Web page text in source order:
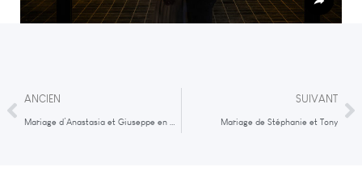
ANCIEN SUIVANT
Mariage de Stéphanie et Tony